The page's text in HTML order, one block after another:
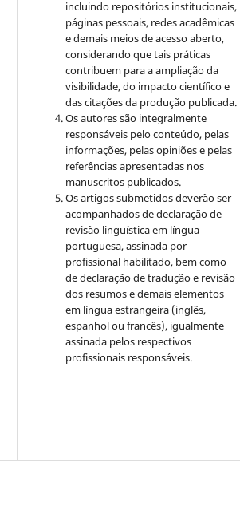
incluindo repositórios institucionais,
páginas pessoais, redes acadêmicas
e demais meios de acesso aberto,
considerando que tais práticas
contribuem para a ampliação da
visibilidade, do impacto científico e
das citações da produção publicada.
Os autores são integralmente
responsáveis pelo conteúdo, pelas
informações, pelas opiniões e pelas
referências apresentadas nos
manuscritos publicados.
Os artigos submetidos deverão ser
acompanhados de declaração de
revisão linguística em língua
portuguesa, assinada por
profissional habilitado, bem como
de declaração de tradução e revisão
dos resumos e demais elementos
em língua estrangeira (inglês,
espanhol ou francês), igualmente
assinada pelos respectivos
profissionais responsáveis.